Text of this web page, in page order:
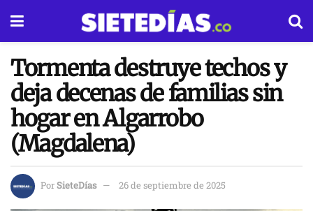
Tormenta destruye techos y
deja decenas de familias sin
hogar en Algarrobo
(Magdalena)
PorSieteDías 26 de septiembre de 2025